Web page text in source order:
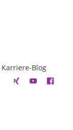
Karriere-Blog